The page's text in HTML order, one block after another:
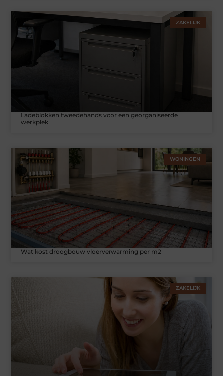
ZAKELIJK
Ladeblokken tweedehands voor een georganiseerde
werkplek
WONINGEN
Wat kost droogbouw vloerverwarming per m2
ZAKELIJK